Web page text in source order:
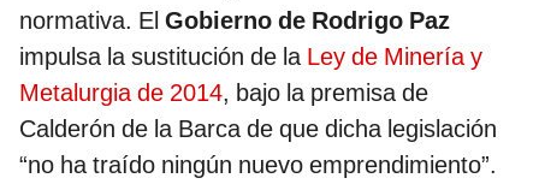
normativa. El Gobierno de Rodrigo Paz
impulsa la sustitución de la Ley de Minería y
Metalurgia de 2014, bajo la premisa de
Calderón de la Barca de que dicha legislación
“no ha traído ningún nuevo emprendimiento”.